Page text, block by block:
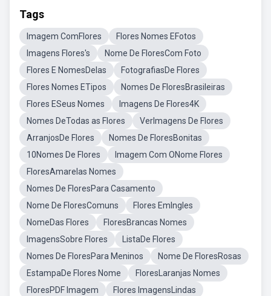
Tags
Imagem ComFlores
Flores Nomes EFotos
Imagens Flores's
Nome De FloresCom Foto
Flores E NomesDelas
FotografiasDe Flores
Flores Nomes ETipos
Nomes De FloresBrasileiras
Flores ESeus Nomes
Imagens De Flores4K
Nomes DeTodas as Flores
VerImagens De Flores
ArranjosDe Flores
Nomes De FloresBonitas
10Nomes De Flores
Imagem Com ONome Flores
FloresAmarelas Nomes
Nomes De FloresPara Casamento
Nome De FloresComuns
Flores EmIngles
NomeDas Flores
FloresBrancas Nomes
ImagensSobre Flores
ListaDe Flores
Nomes De FloresPara Meninos
Nome De FloresRosas
EstampaDe Flores Nome
FloresLaranjas Nomes
FloresPDF Imagem
Flores ImagensLindas